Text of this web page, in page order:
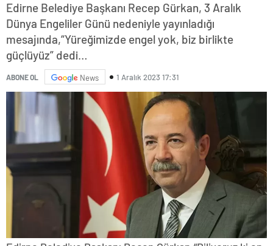
Edirne Belediye Başkanı Recep Gürkan, 3 Aralık
Dünya Engeliler Günü nedeniyle yayınladığı
mesajında,“Yüreğimizde engel yok, biz birlikte
güçlüyüz” dedi…
ABONE OL News 1 Aralık 2023 17:31